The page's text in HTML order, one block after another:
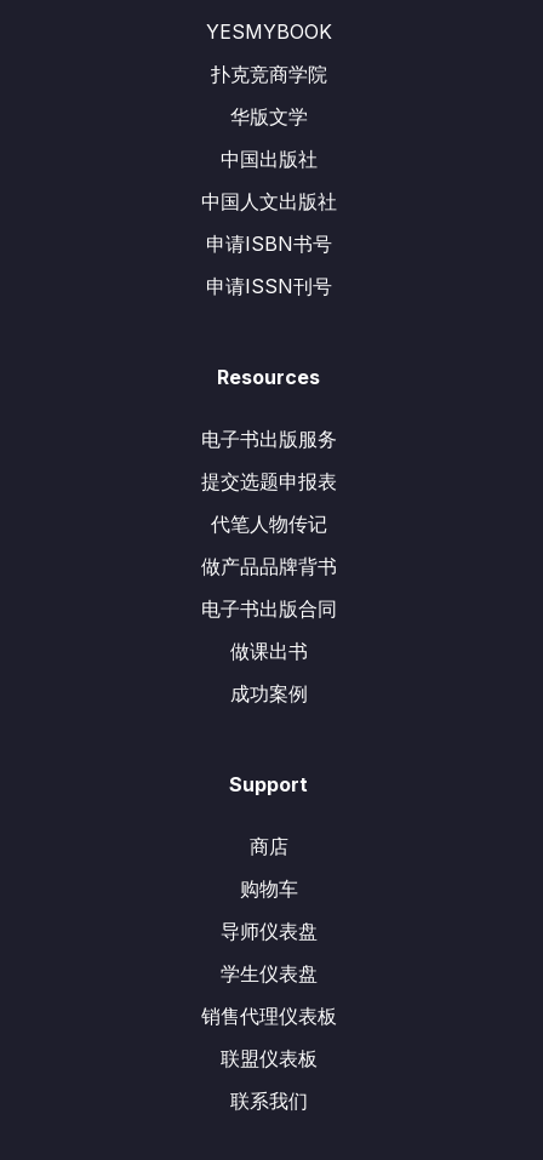
YESMYBOOK
扑克竞商学院
华版文学
中国出版社
中国人文出版社
申请ISBN书号
申请ISSN刊号
Resources
电子书出版服务
提交选题申报表
代笔人物传记
做产品品牌背书
电子书出版合同
做课出书
成功案例
Support
商店
购物车
导师仪表盘
学生仪表盘
销售代理仪表板
联盟仪表板
联系我们